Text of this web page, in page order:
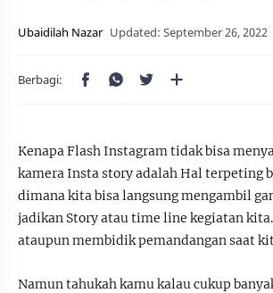
Kenapa Flash Instagram tidak bisa
kamera Insta story adalah Hal terpeting
dimana kita bisa langsung mengambil
jadikan Story atau time line kegiatan
ataupun membidik pemandangan saat
Namun tahukah kamu kalau cukup